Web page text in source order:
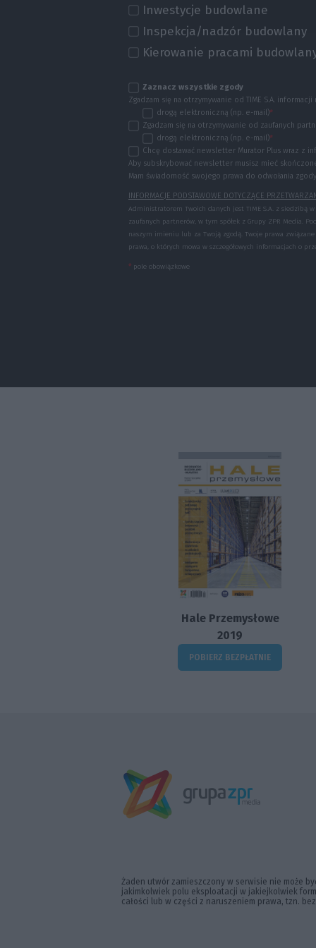
Inwestycje budowlane
Inspekcja/nadzór budowlany
Kierowanie pracami
Zaznacz wszystkie zgody
Zgadzam się na otrzymywanie od TIME S.A.
drogą elektroniczną (np. e-mail)*
Zgadzam się na otrzymywanie od zaufanych
drogą elektroniczną (np. e-mail)*
Chcę dostawać newsletter Murator Plus wraz z
Aby subskrybować newsletter musisz mieć
Mam świadomość swojego prawa do odwołania
INFORMACJE PODSTAWOWE DOTYCZĄCE
Administratorem Twoich danych jest TIME S.A. z siedzibą w
zaufanych partnerów, w tym spółek z Grupy ZPR Media.
naszym imieniu lub za Twoją zgodą. Twoje prawa
prawa, o których mowa w szczegółowych informacjach o
* pole obowiązkowe
Hale Przemysłowe
2019
POBIERZ BEZPŁATNIE
Żaden utwór zamieszczony w serwisie nie może
jakimkolwiek polu eksploatacji w jakiejkolwiek
całości lub w części z naruszeniem prawa, tzn.